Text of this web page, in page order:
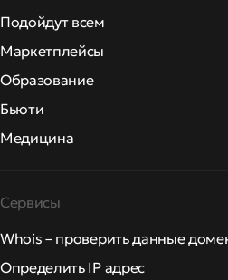
Подойдут всем
Маркетплейсы
Образование
Бьюти
Медицина
Сервисы
Whois – проверить данные
Определить IP адрес